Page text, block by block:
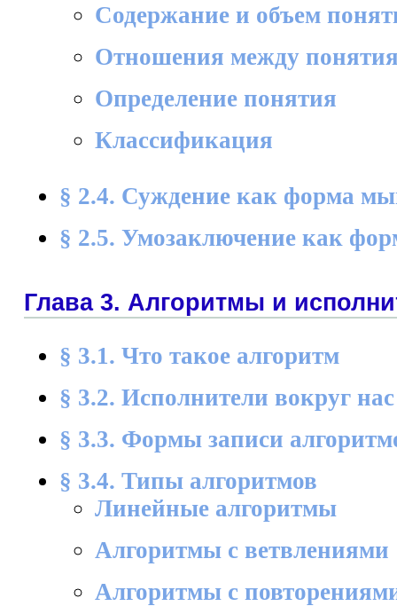
Содержание и объем
Отношения между
Определение понятия
Классификация
§ 2.4. Суждение как форма
§ 2.5. Умозаключение как
Глава 3. Алгоритмы и
§ 3.1. Что такое алгоритм
§ 3.2. Исполнители вокруг нас
§ 3.3. Формы записи
§ 3.4. Типы алгоритмов
Линейные алгоритмы
Алгоритмы с ветвлениями
Алгоритмы с